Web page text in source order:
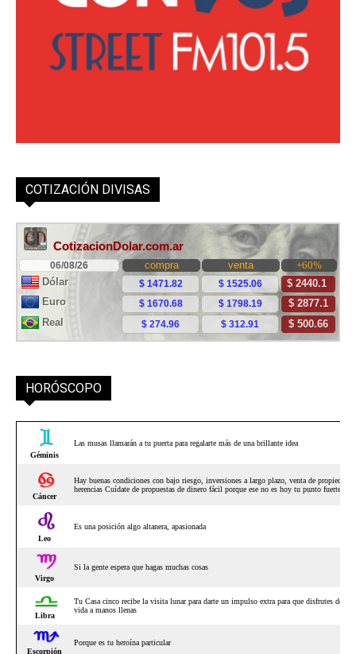
COTIZACIÓN DIVISAS
HORÓSCOPO